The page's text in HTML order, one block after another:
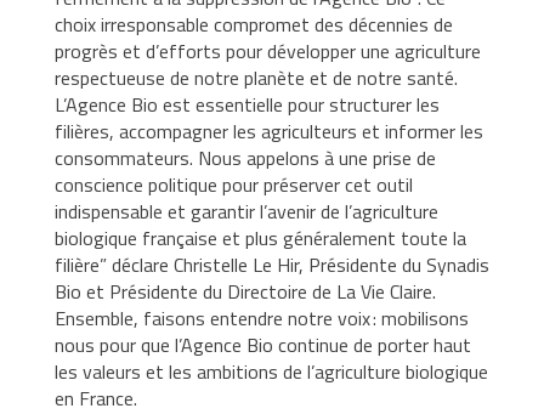
choix irresponsable compromet des décennies de
progrès et d’efforts pour développer une agriculture
respectueuse de notre planète et de notre santé.
L’Agence Bio est essentielle pour structurer les
filières, accompagner les agriculteurs et informer les
consommateurs. Nous appelons à une prise de
conscience politique pour préserver cet outil
indispensable et garantir l’avenir de l’agriculture
biologique française et plus généralement toute la
filière” déclare Christelle Le Hir, Présidente du Synadis
Bio et Présidente du Directoire de La Vie Claire.
Ensemble, faisons entendre notre voix : mobilisons
nous pour que l’Agence Bio continue de porter haut
les valeurs et les ambitions de l’agriculture biologique
en France.